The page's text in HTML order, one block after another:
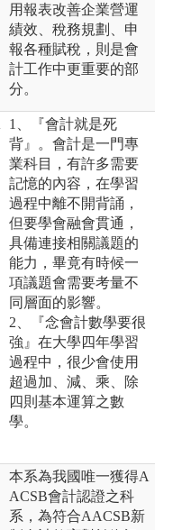
用報表改善企業營運
績效、稅務規劃、申
報各種賦稅，則是會
計工作中更重要的部
分。
1、『會計就是死
背』。會計是一門專
業科目，有許多需要
記憶的內容，在學習
過程中離不開背誦，
但要學會融會貫通，
具備連接相關議題的
能力，畢竟有時候一
項議題會需要考量不
同層面的影響。
2、『念會計數學要很
強』在大學四年學習
過程中，很少會使用
超過加、減、乘、除
四則基本運算之數
學。
本系為我國唯一獲得A
ACSB會計認證之科
系，為符合AACSB新